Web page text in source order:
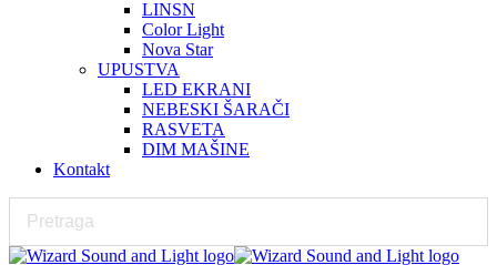
LINSN
Color Light
Nova Star
UPUSTVA
LED EKRANI
NEBESKI ŠARAČI
RASVETA
DIM MAŠINE
Kontakt